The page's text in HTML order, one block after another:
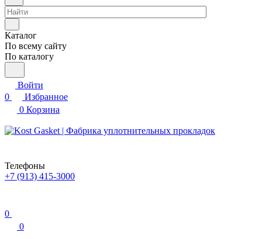
Каталог
По всему сайту
По каталогу
Войти
0
Избранное
0 Корзина
Телефоны
+7 (913) 415-3000
0
0